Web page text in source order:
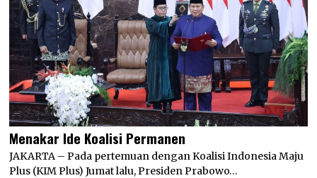
Menakar Ide Koalisi Permanen
JAKARTA – Pada pertemuan dengan Koalisi Indonesia Maju
Plus (KIM Plus) Jumat lalu, Presiden Prabowo…